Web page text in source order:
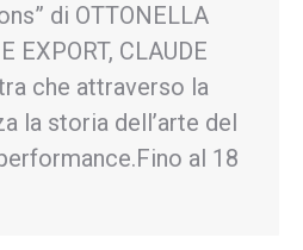
di OTTONELLA
EXPORT, CLAUDE
che attraverso la
la storia dell’arte del
al 18